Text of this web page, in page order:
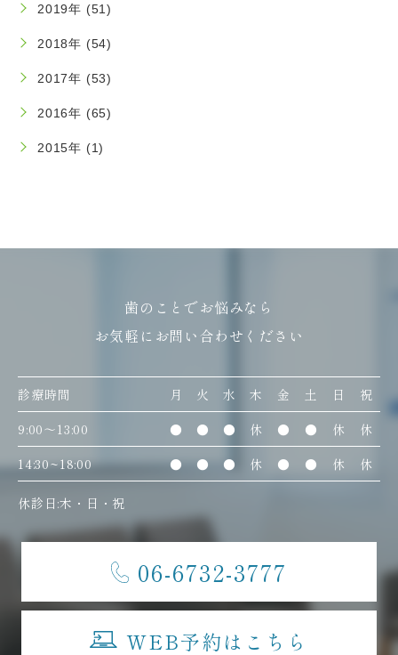
2019年 (51)
2018年 (54)
2017年 (53)
2016年 (65)
2015年 (1)
歯のことでお悩みなら
お気軽にお問い合わせください
診療時間 月 火 水 木 金 土 日
祝
9:00〜13:00
● ● ● 休 ● ● 休
休
14:30~18:00
● ● ● 休 ● ● 休 休
休診日:木・日・祝
06-6732-3777
WEB予約はこちら